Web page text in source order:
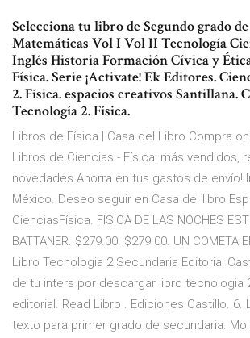
Selecciona tu libro de Segundo grado
Matemáticas Vol I Vol II Tecnología
Inglés Historia Formación Cívica y
Física. Serie ¡Activate! Ek Editores.
2. Física. espacios creativos Santillana.
Tecnología 2. Física.
Libros de Física | Casa del Libro Compra
Libros de Ciencias - Física: más vendidos,
novedades Ahorra en tus gastos de envío!
México. Deseo seguir en Casa del libro
CienciasFísica. FISICA DE LAS NOCHES
BATTANER. $279.00. $279.00. UN COMETA
Libro Tecnologia 2 Secundaria Editorial
de tu inters por descargar libro tecnologia
editorial. Read Libro . Ediciones Castillo. 6.
texto para primer grado de secundaria.